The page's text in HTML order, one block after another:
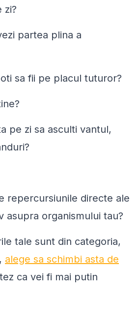
zi?
partea plina a
sa fii pe placul tuturor?
pe zi sa asculti vantul,
repercursiunile directe ale
asupra organismului tau?
tale sunt din categoria,
, alege sa schimbi asta de
ca vei fi mai putin